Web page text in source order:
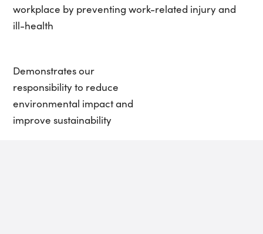
workplace by preventing work-related injury and
ill-health
Demonstrates our
responsibility to reduce
environmental impact and
improve sustainability